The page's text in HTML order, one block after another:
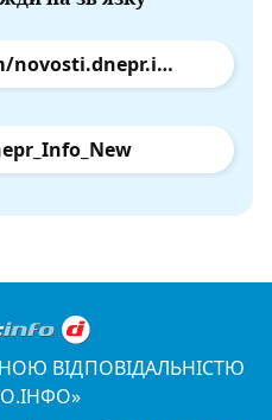
facebook.com/novosti.dnepr.info
ВІДПОВІДАЛЬНІСТЮ